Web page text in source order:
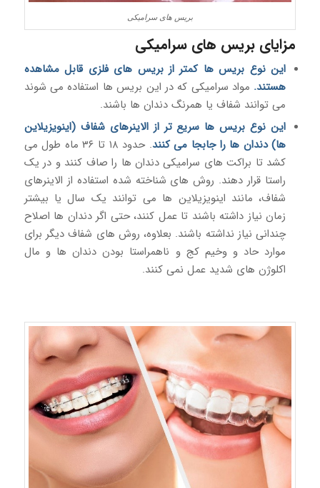
بریس های سرامیکی
مزایای بریس های سرامیکی
این نوع بریس ها کمتر از بریس های فلزی قابل مشاهده
هستند. مواد سرامیکی که در این بریس ها استفاده می شوند
می توانند شفاف یا همرنگ دندان ها باشند.
این نوع بریس ها سریع تر از الاینرهای شفاف (اینویزیلاین
ها) دندان ها را جابجا می کنند
. حدود ۱۸ تا ۳۶ ماه طول می
کشد تا براکت های سرامیکی دندان ها را صاف کنند و در یک
راستا قرار دهند. روش های شناخته شده استفاده از الاینرهای
شفاف، مانند اینویزیلاین ها می توانند یک سال یا بیشتر
زمان نیاز داشته باشند تا عمل کنند، حتی اگر دندان ها اصلاح
چندانی نیاز نداشته باشند. بعلاوه، روش های شفاف دیگر برای
موارد حاد و وخیم کج و ناهمراستا بودن دندان ها و مال
اکلوژن های شدید عمل نمی کنند.